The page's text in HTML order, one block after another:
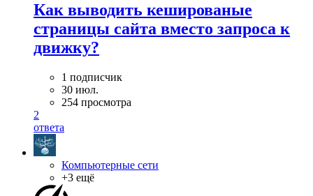
Как выводить кешированые
страницы сайта вместо запроса к
движку?
1 подписчик
30 июл.
254 просмотра
2
ответа
Компьютерные сети
+3 ещё